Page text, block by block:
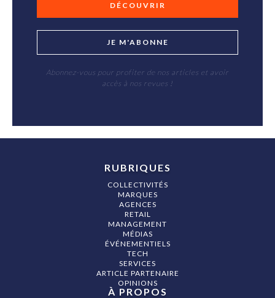
DÉCOUVRIR
JE M'ABONNE
Abonnez-vous pour profiter de nos articles et avoir
accès à nos revues !
RUBRIQUES
COLLECTIVITÉS
MARQUES
AGENCES
RETAIL
MANAGEMENT
MÉDIAS
ÉVÉNEMENTIELS
TECH
SERVICES
ARTICLE PARTENAIRE
OPINIONS
À PROPOS